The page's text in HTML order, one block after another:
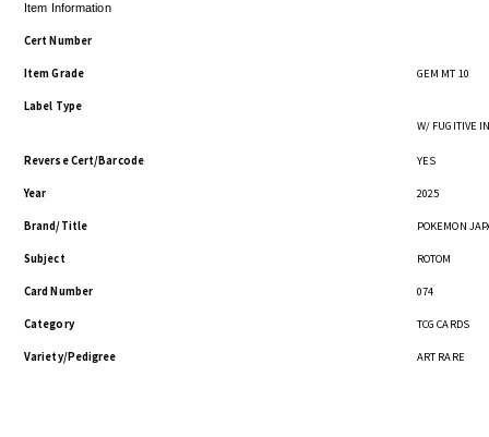
Item Information
Cert Number
Item Grade GEM MT 10
Label Type
W/ FUGITIVE
Reverse Cert/Barcode YES
Year 2025
Brand/Title POKEMON
Subject ROTOM
Card Number 074
Category TCG CARDS
Variety/Pedigree ART RARE